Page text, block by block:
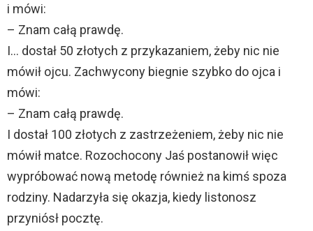
i mówi:
– Znam całą prawdę.
I… dostał 50 złotych z przykazaniem, żeby nic nie
mówił ojcu. Zachwycony biegnie szybko do ojca i
mówi:
– Znam całą prawdę.
I dostał 100 złotych z zastrzeżeniem, żeby nic nie
mówił matce. Rozochocony Jaś postanowił więc
wypróbować nową metodę również na kimś spoza
rodziny. Nadarzyła się okazja, kiedy listonosz
przyniósł pocztę.